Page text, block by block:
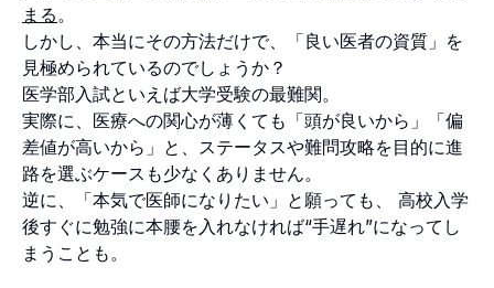
まる 。
しかし、本当にその方法だけで、「良い医者の資質」を
見極められているのでしょうか？
医学部入試といえば大学受験の最難関。
実際に、医療への関心が薄くても「頭が良いから」「偏
差値が高いから」と、ステータスや難問攻略を目的に進
路を選ぶケースも少なくありません。
逆に、「本気で医師になりたい」と願っても、 高校入学
後すぐに勉強に本腰を入れなければ“手遅れ”になってし
まうことも。